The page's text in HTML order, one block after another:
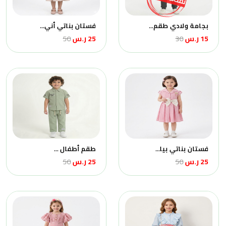
بجامة ولادي طقم...
15 ر.س 30
فستان بناتي أني...
25 ر.س 50
فستان بناتي بيا...
25 ر.س 50
طقم أطفال ...
25 ر.س 50